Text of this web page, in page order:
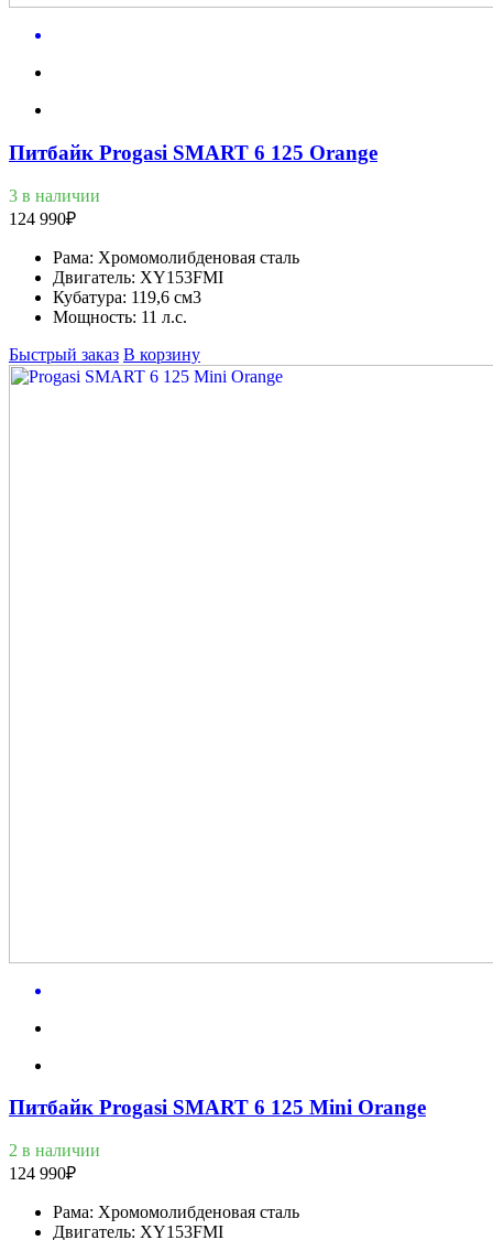
Питбайк Progasi SMART 6 125 Orange
3 в наличии
124 990₽
Рама: Хромомолибденовая сталь
Двигатель: XY153FMI
Кубатура: 119,6 см3
Мощность: 11 л.с.
Быстрый заказ В корзину
Питбайк Progasi SMART 6 125 Mini Orange
2 в наличии
124 990₽
Рама: Хромомолибденовая сталь
Двигатель: XY153FMI